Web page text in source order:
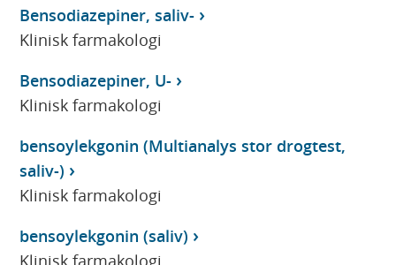
Bensodiazepiner, saliv-
Klinisk farmakologi
Bensodiazepiner, U-
Klinisk farmakologi
bensoylekgonin (Multianalys stor drogtest,
saliv-)
Klinisk farmakologi
bensoylekgonin (saliv)
Klinisk farmakologi